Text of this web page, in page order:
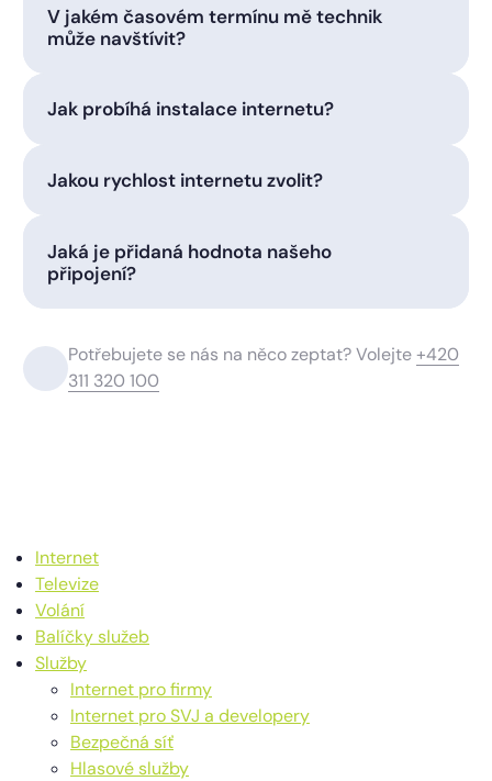
V jakém časovém termínu mě technik
může navštívit?
Jak probíhá instalace internetu?
Jakou rychlost internetu zvolit?
Jaká je přidaná hodnota našeho
připojení?
Potřebujete se nás na něco zeptat? Volejte+420
311 320 100
Internet
Televize
Volání
Balíčky služeb
Služby
Internet pro firmy
Internet pro SVJ a developery
Bezpečná síť
Hlasové služby